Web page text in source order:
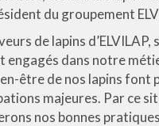
du groupement
de lapins d’ELVILAP,
engagés dans notre
être de nos lapins font
majeures. Par ce
nos bonnes